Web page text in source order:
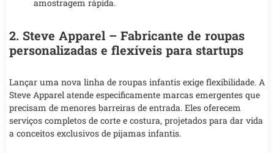
amostragem rápida.
2. Steve Apparel – Fabricante de roupas
personalizadas e flexíveis para startups
Lançar uma nova linha de roupas infantis exige flexibilidade. A
Steve Apparel atende especificamente marcas emergentes que
precisam de menores barreiras de entrada. Eles oferecem
serviços completos de corte e costura, projetados para dar vida
a conceitos exclusivos de pijamas infantis.